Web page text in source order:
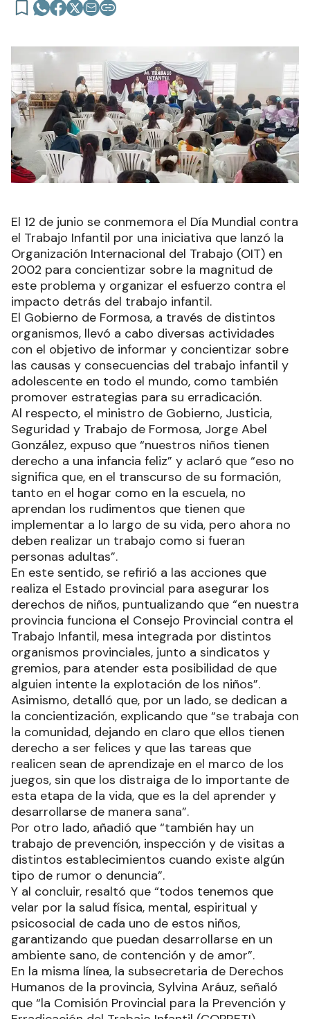
El 12 de junio se conmemora el Día Mundial contra
el Trabajo Infantil por una iniciativa que lanzó la
Organización Internacional del Trabajo (OIT) en
2002 para concientizar sobre la magnitud de
este problema y organizar el esfuerzo contra el
impacto detrás del trabajo infantil.
El Gobierno de Formosa, a través de distintos
organismos, llevó a cabo diversas actividades
con el objetivo de informar y concientizar sobre
las causas y consecuencias del trabajo infantil y
adolescente en todo el mundo, como también
promover estrategias para su erradicación.
Al respecto, el ministro de Gobierno, Justicia,
Seguridad y Trabajo de Formosa, Jorge Abel
González, expuso que “nuestros niños tienen
derecho a una infancia feliz” y aclaró que “eso no
significa que, en el transcurso de su formación,
tanto en el hogar como en la escuela, no
aprendan los rudimentos que tienen que
implementar a lo largo de su vida, pero ahora no
deben realizar un trabajo como si fueran
personas adultas”.
En este sentido, se refirió a las acciones que
realiza el Estado provincial para asegurar los
derechos de niños, puntualizando que “en nuestra
provincia funciona el Consejo Provincial contra el
Trabajo Infantil, mesa integrada por distintos
organismos provinciales, junto a sindicatos y
gremios, para atender esta posibilidad de que
alguien intente la explotación de los niños”.
Asimismo, detalló que, por un lado, se dedican a
la concientización, explicando que “se trabaja con
la comunidad, dejando en claro que ellos tienen
derecho a ser felices y que las tareas que
realicen sean de aprendizaje en el marco de los
juegos, sin que los distraiga de lo importante de
esta etapa de la vida, que es la del aprender y
desarrollarse de manera sana”.
Por otro lado, añadió que “también hay un
trabajo de prevención, inspección y de visitas a
distintos establecimientos cuando existe algún
tipo de rumor o denuncia”.
Y al concluir, resaltó que “todos tenemos que
velar por la salud física, mental, espiritual y
psicosocial de cada uno de estos niños,
garantizando que puedan desarrollarse en un
ambiente sano, de contención y de amor”.
En la misma línea, la subsecretaria de Derechos
Humanos de la provincia, Sylvina Aráuz, señaló
que “la Comisión Provincial para la Prevención y